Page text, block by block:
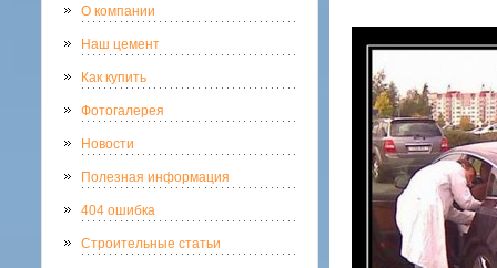
О компании
Наш цемент
Как купить
Фотогалерея
Новости
Полезная информация
404 ошибка
Строительные статьи